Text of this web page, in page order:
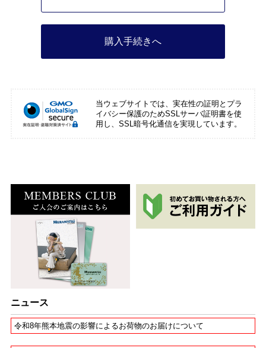
購入手続きへ
当ウェブサイトでは、実在性の証明とプラ
イバシー保護のためSSLサーバ証明書を使
用し、SSL暗号化通信を実現しています。
ニュース
令和8年熊本地震の影響によるお荷物のお届けについて